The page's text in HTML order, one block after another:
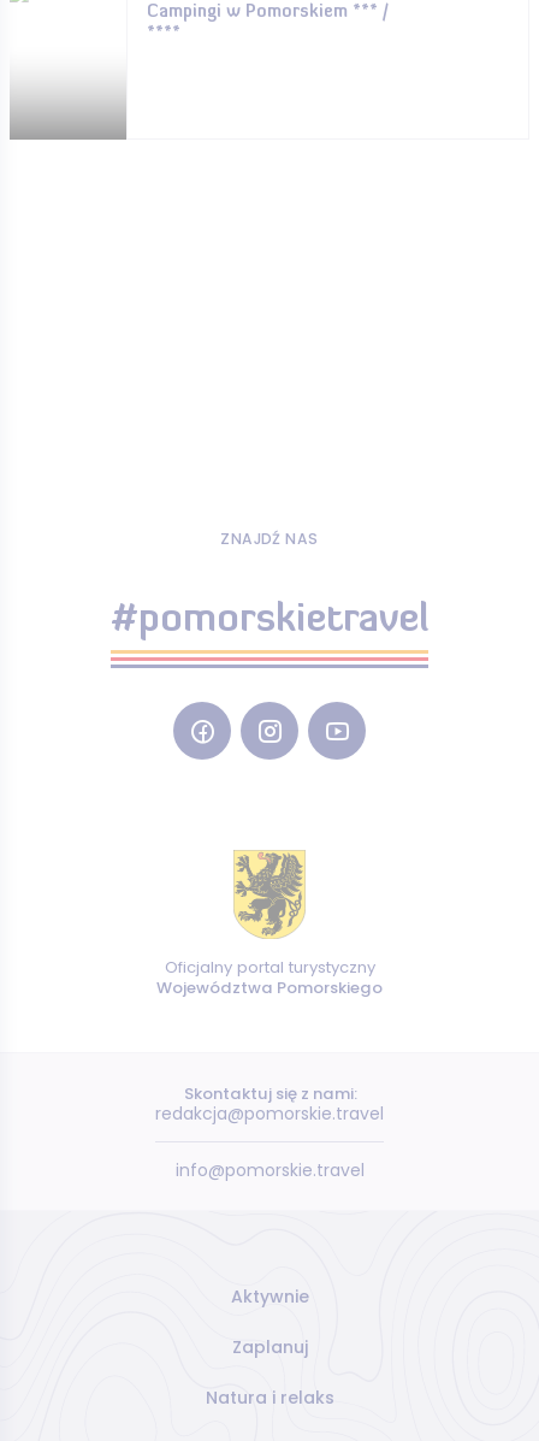
Campingi w Pomorskiem *** /
****
ZNAJDŹ NAS
#pomorskietravel
Oficjalny portal turystyczny
Województwa Pomorskiego
Skontaktuj się z nami:
redakcja@pomorskie.travel
info@pomorskie.travel
Aktywnie
Zaplanuj
Natura i relaks